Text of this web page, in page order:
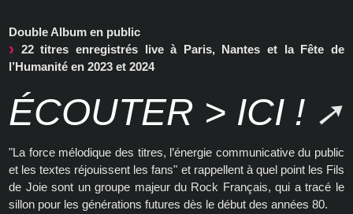
Double Album en public
22 titres enregistrés live à Paris, Nantes et la Fête de
l’Humanité en 2023 et 2024
ÉCOUTER > ICI !
"La force mélodique des titres, l’énergie communicative du public
et les textes réjouissent les fans" et rappellent à quel point les Fils
de Joie sont un groupe majeur du Rock Français, qui a tracé le
sillon pour les générations futures dès le début des années 80.